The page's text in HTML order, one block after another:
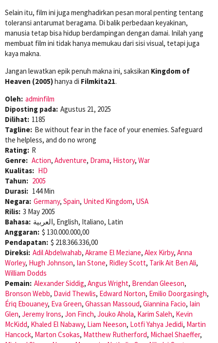
Selain itu, film ini juga menghadirkan pesan moral penting tentang
toleransi antarumat beragama. Di balik perbedaan keyakinan,
manusia tetap bisa hidup berdampingan dengan damai. Inilah yang
membuat film ini tidak hanya memukau dari sisi visual, tetapi juga
kaya makna.
Jangan lewatkan epik penuh makna ini, saksikan Kingdom of
Heaven (2005)hanya di Filmkita21.
Oleh: adminfilm
Diposting pada: Agustus 21, 2025
Dilihat: 1185
Tagline: Be without fear in the face of your enemies. Safeguard
the helpless, and do no wrong
Rating: R
Genre: Action, Adventure, Drama, History, War
Kualitas: HD
Tahun: 2005
Durasi: 144 Min
Negara: Germany, Spain, United Kingdom, USA
Rilis: 3 May 2005
Bahasa:
العربية, English, Italiano, Latin
Anggaran: $ 130.000.000,00
Pendapatan: $ 218.366.336,00
Direksi: Adil Abdelwahab, Akrame El Meziane, Alex Kirby, Anna
Worley, Hugh Johnson, Ian Stone, Ridley Scott, Tarik Ait Ben Ali,
William Dodds
Pemain: Alexander Siddig, Angus Wright, Brendan Gleeson,
Bronson Webb, David Thewlis, Edward Norton, Emilio Doorgasingh,
Ériq Ebouaney, Eva Green, Ghassan Massoud, Giannina Facio, Iain
Glen, Jeremy Irons, Jon Finch, Jouko Ahola, Karim Saleh, Kevin
McKidd, Khaled El Nabawy, Liam Neeson, Lotfi Yahya Jedidi, Martin
Hancock, Marton Csokas, Matthew Rutherford, Michael Shaeffer,